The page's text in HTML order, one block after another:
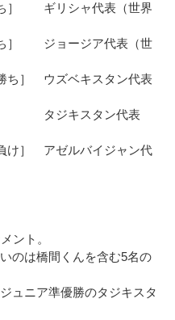
］ ギリシャ代表（世界
］ ジョージア代表（世
］ ウズベキスタン代表
］ タジキスタン代表
］ アゼルバイジャン代
ント。
のは橋間くんを含む5名の
ュニア準優勝のタジキスタ